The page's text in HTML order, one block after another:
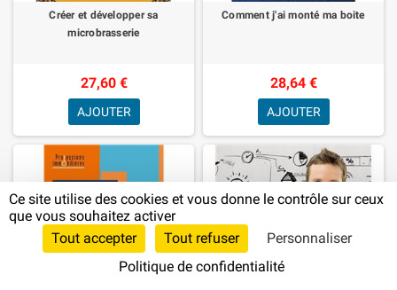
Créer et développer sa
microbrasserie
27,60 €
AJOUTER
Comment j'ai monté ma boite
28,64 €
AJOUTER
Ce site utilise des cookies et vous donne le contrôle sur ceux
que vous souhaitez activer
Tout accepter
Tout refuser
Personnaliser
Politique de confidentialité